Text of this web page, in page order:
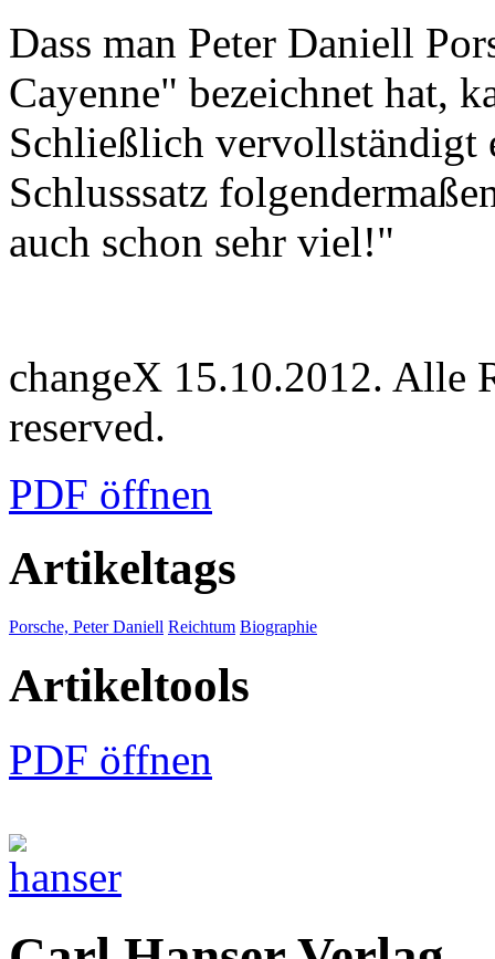
Dass man Peter Daniell
Cayenne" bezeichnet hat,
Schließlich vervollständigt
Schlusssatz
auch schon sehr viel!"
changeX 15.10.2012. Alle
reserved.
PDF öffnen
Artikeltags
Porsche, Peter Daniell Reichtum Biographie
Artikeltools
PDF öffnen